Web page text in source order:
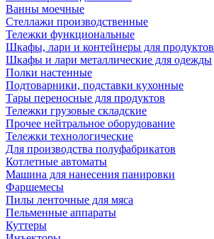
Ванны моечные
Стеллажи производственные
Тележки функциональные
Шкафы, лари и контейнеры для продуктов
Шкафы и лари металлические для одежды
Полки настенные
Подтоварники, подставки кухонные
Тары переносные для продуктов
Тележки грузовые складские
Прочее нейтральное оборудование
Тележки технологические
Для производства полуфабрикатов
Котлетные автоматы
Машина для нанесения панировки
Фаршемесы
Пилы ленточные для мяса
Пельменные аппараты
Куттеры